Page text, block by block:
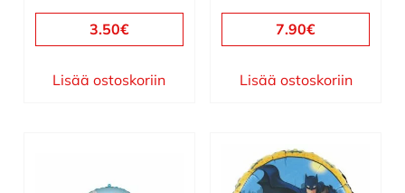
3.50€
Lisää ostoskoriin
7.90€
Lisää ostoskoriin